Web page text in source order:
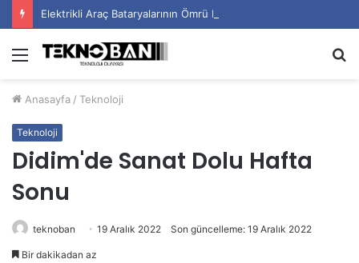
Elektrikli Araç Bataryalarının Ömrü Nasıl Uzatılır?
Menü
Anasayfa / Teknoloji
Teknoloji
Didim'de Sanat Dolu Hafta
Sonu
teknoban 19 Aralık 2022 Son güncelleme: 19 Aralık 2022
Bir dakikadan az